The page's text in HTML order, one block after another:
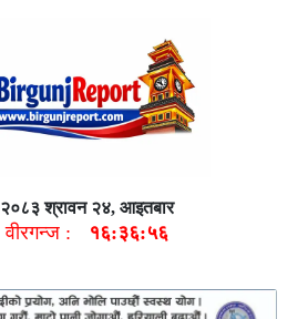
२०८३ श्रावन २४, आइतबार
वीरगन्ज : १६:३६:५७